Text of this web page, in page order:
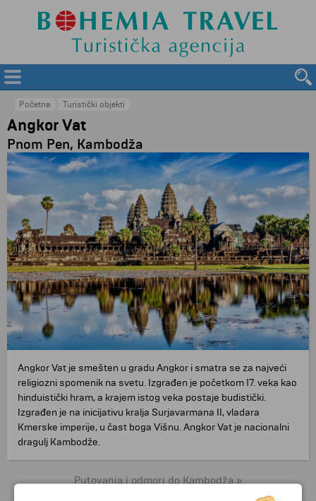
Početna Turistički objekti
Angkor Vat
Pnom Pen, Kambodža
Angkor Vat je smešten u gradu Angkor i smatra se za najveći
religiozni spomenik na svetu. Izgrađen je početkom 17. veka kao
hinduistički hram, a krajem istog veka postaje budistički.
Izgrađen je na inicijativu kralja Surjavarmana II, vladara
Kmerske imperije, u čast boga Višnu. Angkor Vat je nacionalni
dragulj Kambodže.
Putovanja i odmori do Kambodža »